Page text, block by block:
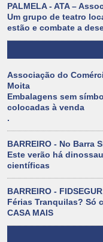
PALMELA - ATA –
Um grupo de teatro
estão e combate a
Associação do
Moita
Embalagens sem
colocadas à venda
.
BARREIRO - No Barra
Este verão há
científicas
BARREIRO -
Férias Tranquilas? Só
CASA MAIS